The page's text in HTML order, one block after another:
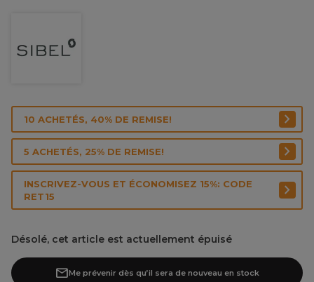
10 ACHETÉS, 40% DE REMISE!
5 ACHETÉS, 25% DE REMISE!
INSCRIVEZ-VOUS ET ÉCONOMISEZ 15%: CODE
RET15
Désolé, cet article est actuellement épuisé
Me prévenir dès qu’il sera de nouveau en stock